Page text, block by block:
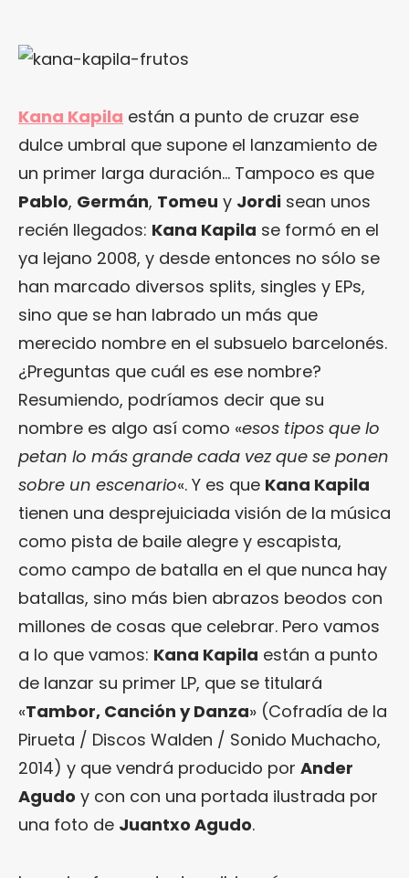
Kana Kapila están a punto de cruzar ese
dulce umbral que supone el lanzamiento de
un primer larga duración… Tampoco es que
Pablo, Germán, Tomeu y Jordi sean unos
recién llegados: Kana Kapila se formó en el
ya lejano 2008, y desde entonces no sólo se
han marcado diversos splits, singles y EPs,
sino que se han labrado un más que
merecido nombre en el subsuelo barcelonés.
¿Preguntas que cuál es ese nombre?
Resumiendo, podríamos decir que su
nombre es algo así como «esos tipos que lo
petan lo más grande cada vez que se ponen
sobre un escenario«. Y es que Kana Kapila
tienen una desprejuiciada visión de la música
como pista de baile alegre y escapista,
como campo de batalla en el que nunca hay
batallas, sino más bien abrazos beodos con
millones de cosas que celebrar. Pero vamos
a lo que vamos: Kana Kapila están a punto
de lanzar su primer LP, que se titulará
«Tambor, Canción y Danza» (Cofradía de la
Pirueta / Discos Walden / Sonido Muchacho,
2014) y que vendrá producido por Ander
Agudo y con con una portada ilustrada por
una foto de Juantxo Agudo.